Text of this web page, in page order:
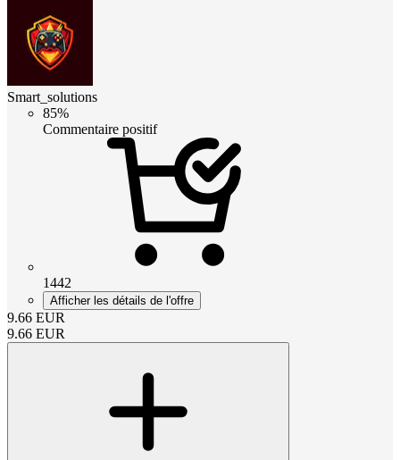
Smart_solutions
85%
Commentaire positif
1442
Afficher les détails de l'offre
9.66 EUR
9.66 EUR